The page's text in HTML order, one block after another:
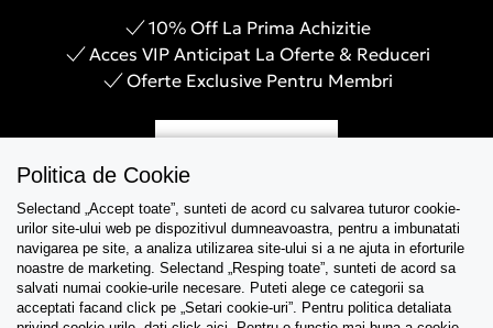
10% Off La Prima Achizitie
Acces VIP Anticipat La Oferte & Reduceri
Oferte Exclusive Pentru Membri
Asistenta
Colectii
Politica de Cookie
Selectand „Accept toate”, sunteti de acord cu salvarea tuturor cookie-
urilor site-ului web pe dispozitivul dumneavoastra, pentru a imbunatati
navigarea pe site, a analiza utilizarea site-ului si a ne ajuta in eforturile
noastre de marketing. Selectand „Resping toate”, sunteti de acord sa
salvati numai cookie-urile necesare. Puteti alege ce categorii sa
acceptati facand click pe „Setari cookie-uri”. Pentru politica detaliata